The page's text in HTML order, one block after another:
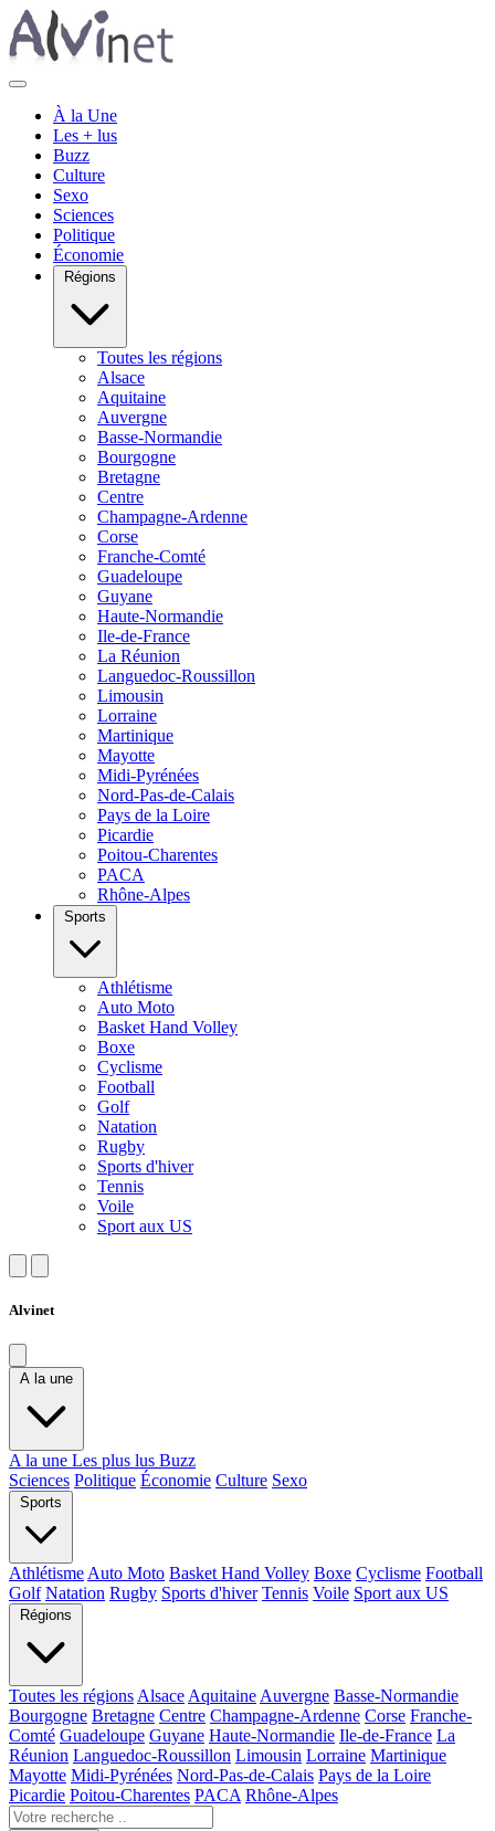
À la Une
Les + lus
Buzz
Culture
Sexo
Sciences
Politique
Économie
Régions
Toutes les régions
Alsace
Aquitaine
Auvergne
Basse-Normandie
Bourgogne
Bretagne
Centre
Champagne-Ardenne
Corse
Franche-Comté
Guadeloupe
Guyane
Haute-Normandie
Ile-de-France
La Réunion
Languedoc-Roussillon
Limousin
Lorraine
Martinique
Mayotte
Midi-Pyrénées
Nord-Pas-de-Calais
Pays de la Loire
Picardie
Poitou-Charentes
PACA
Rhône-Alpes
Sports
Athlétisme
Auto Moto
Basket Hand Volley
Boxe
Cyclisme
Football
Golf
Natation
Rugby
Sports d'hiver
Tennis
Voile
Sport aux US
Alvinet
A la une
A la une Les plus lus Buzz
Sciences Politique Économie Culture Sexo
Sports
Athlétisme Auto Moto Basket Hand Volley Boxe Cyclisme Football
Golf Natation Rugby Sports d'hiver Tennis Voile Sport aux US
Régions
Toutes les régions Alsace Aquitaine Auvergne Basse-Normandie
Bourgogne Bretagne Centre Champagne-Ardenne Corse Franche-
Comté Guadeloupe Guyane Haute-Normandie Ile-de-France La
Réunion Languedoc-Roussillon Limousin Lorraine Martinique
Mayotte Midi-Pyrénées Nord-Pas-de-Calais Pays de la Loire
Picardie Poitou-Charentes PACA Rhône-Alpes